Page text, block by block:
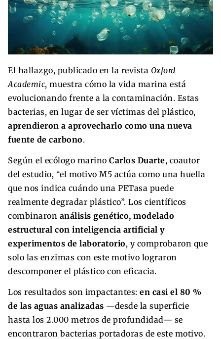
El hallazgo, publicado en la revista Oxford
Academic, muestra cómo la vida marina está
evolucionando frente a la contaminación. Estas
bacterias, en lugar de ser víctimas del plástico,
aprendieron a aprovecharlo como una nueva
fuente de carbono.
Según el ecólogo marino Carlos Duarte, coautor
del estudio, “el motivo M5 actúa como una huella
que nos indica cuándo una PETasa puede
realmente degradar plástico”. Los científicos
combinaron análisis genético, modelado
estructural con inteligencia artificial y
experimentos de laboratorio, y comprobaron que
solo las enzimas con este motivo lograron
descomponer el plástico con eficacia.
Los resultados son impactantes: en casi el 80 %
de las aguas analizadas —desde la superficie
hasta los 2.000 metros de profundidad— se
encontraron bacterias portadoras de este motivo.